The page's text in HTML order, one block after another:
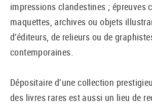
impressions clandestines ; épreuves
maquettes, archives ou objets
d’éditeurs, de relieurs ou de
contemporaines.
Dépositaire d’une collection
des livres rares est aussi un lieu de